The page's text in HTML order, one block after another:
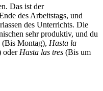
Das ist der
des Arbeitstags, und
des Unterrichts. Die
sehr produktiv, und du
(Bis Montag), Hasta la
oder Hasta las tres (Bis um